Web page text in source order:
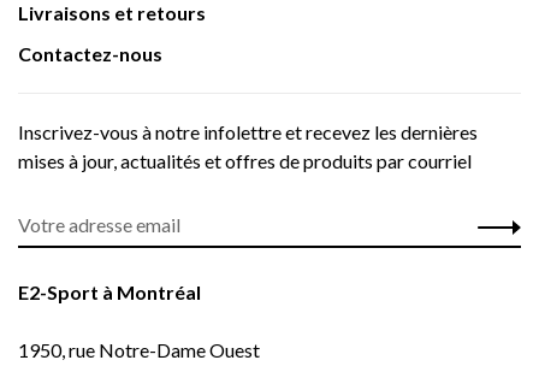
Livraisons et retours
Contactez-nous
Inscrivez-vous à notre infolettre et recevez les dernières
mises à jour, actualités et offres de produits par courriel
E2-Sport à Montréal
1950, rue Notre-Dame Ouest